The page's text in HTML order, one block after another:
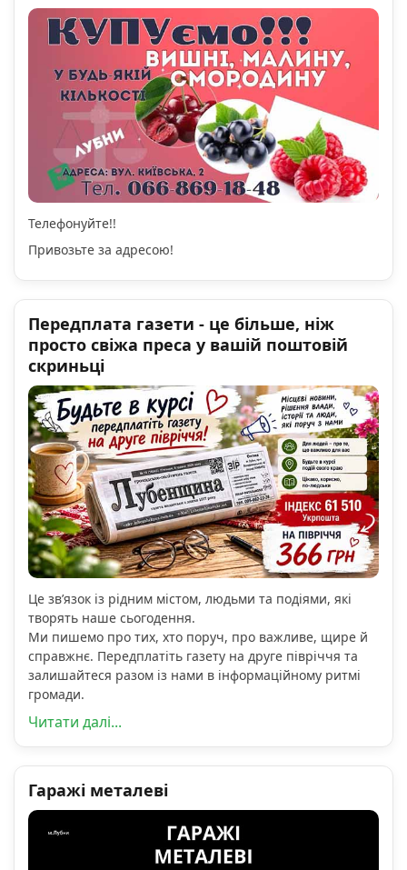
Телефонуйте!!
Привозьте за адресою!
Передплата газети - це більше, ніж
просто свіжа преса у вашій поштовій
скриньці
Це зв’язок із рідним містом, людьми та подіями, які
творять наше сьогодення.
Ми пишемо про тих, хто поруч, про важливе, щире й
справжнє. Передплатіть газету на друге півріччя та
залишайтеся разом із нами в інформаційному ритмі
громади.
Читати далі...
Гаражі металеві